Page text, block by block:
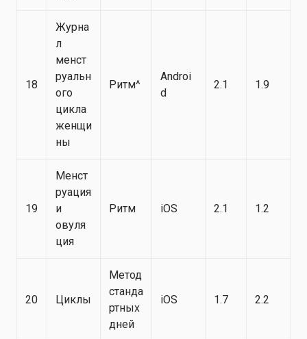
18
Журна
л
менст
руальн
ого
цикла
женщи
ны
Ритм^
Androi
d
2.1 1.9
19
Менст
руация
и
овуля
ция
Ритм iOS 2.1 1.2
20 Циклы
Метод
станда
ртных
дней
iOS 1.7 2.2